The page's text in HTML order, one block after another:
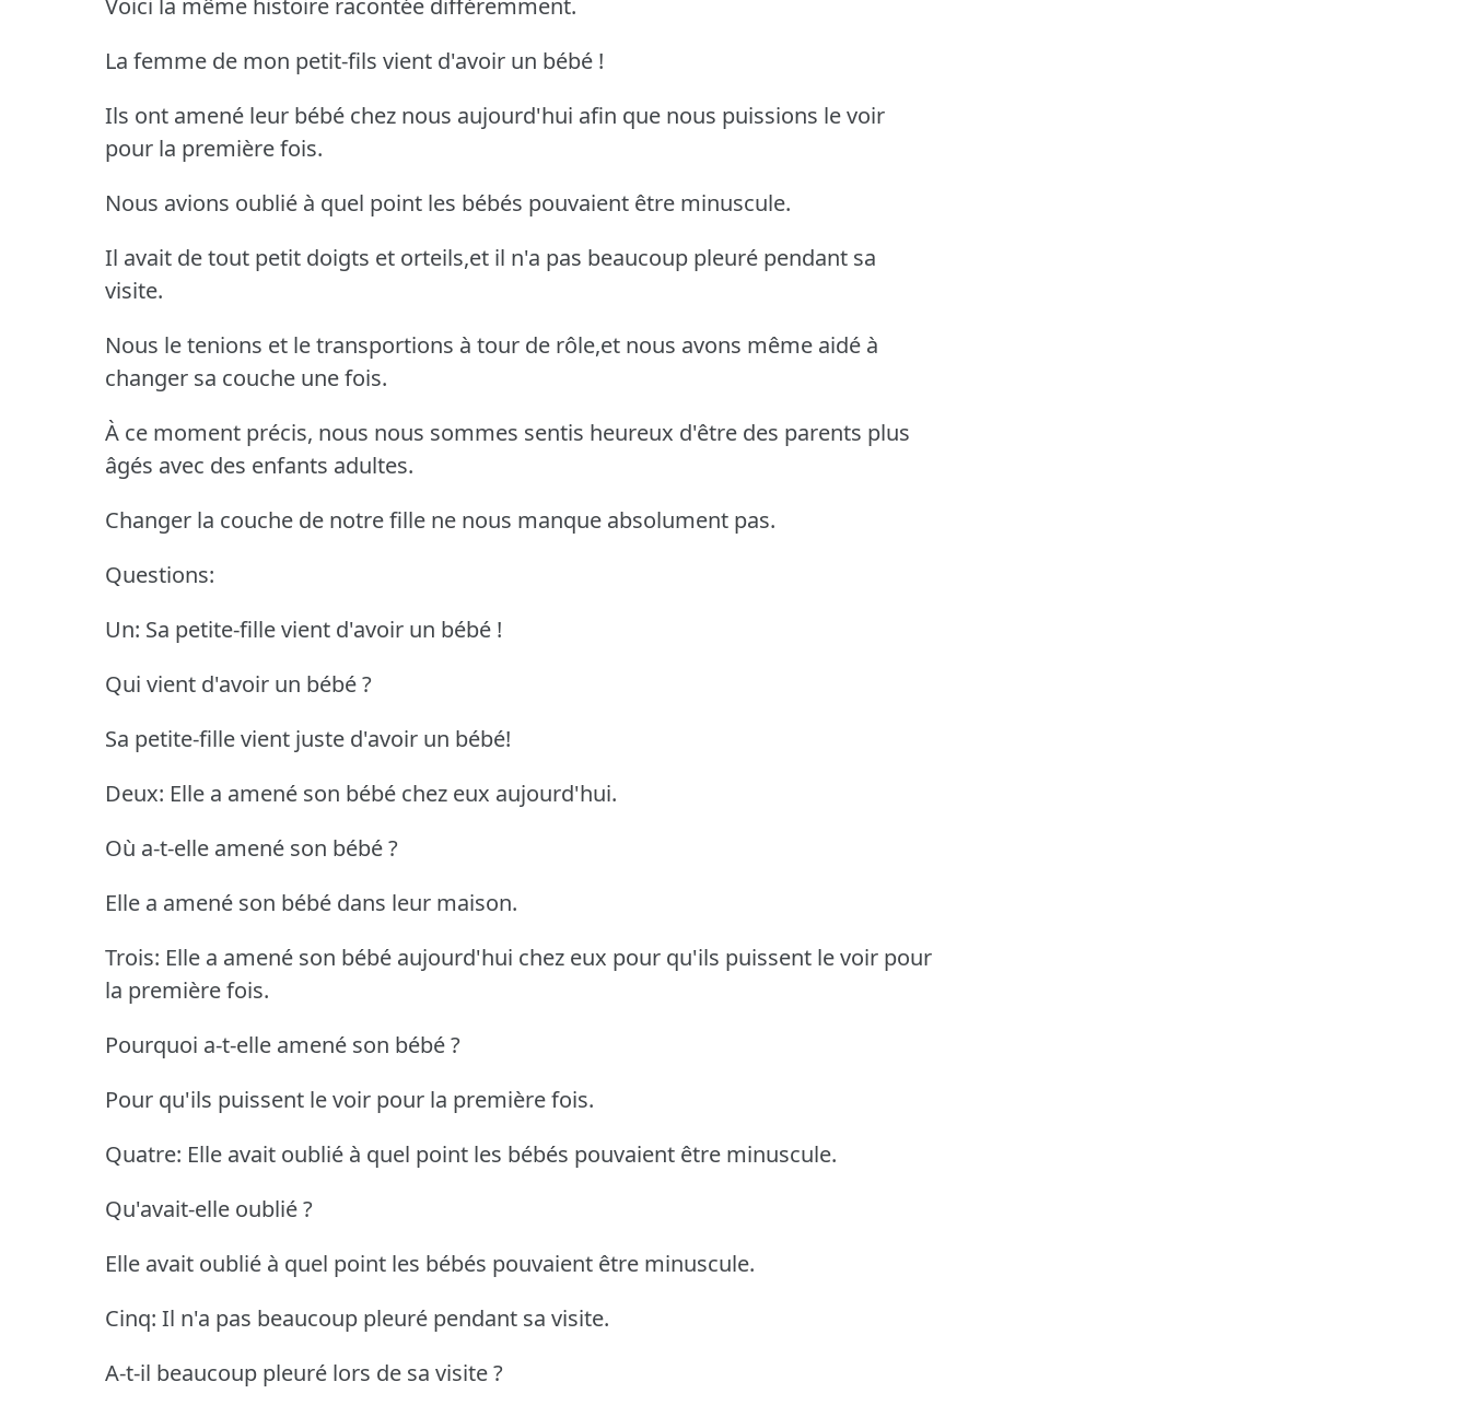
La femme de mon petit-fils vient d'avoir un bébé !
Ils ont amené leur bébé chez nous aujourd'hui afin que nous puissions le voir
pour la première fois.
Nous avions oublié à quel point les bébés pouvaient être minuscule.
Il avait de tout petit doigts et orteils,et il n'a pas beaucoup pleuré pendant sa
visite.
Nous le tenions et le transportions à tour de rôle,et nous avons même aidé à
changer sa couche une fois.
À ce moment précis, nous nous sommes sentis heureux d'être des parents plus
âgés avec des enfants adultes.
Changer la couche de notre fille ne nous manque absolument pas.
Questions:
Un: Sa petite-fille vient d'avoir un bébé !
Qui vient d'avoir un bébé ?
Sa petite-fille vient juste d'avoir un bébé!
Deux: Elle a amené son bébé chez eux aujourd'hui.
Où a-t-elle amené son bébé ?
Elle a amené son bébé dans leur maison.
Trois: Elle a amené son bébé aujourd'hui chez eux pour qu'ils puissent le voir pour
la première fois.
Pourquoi a-t-elle amené son bébé ?
Pour qu'ils puissent le voir pour la première fois.
Quatre: Elle avait oublié à quel point les bébés pouvaient être minuscule.
Qu'avait-elle oublié ?
Elle avait oublié à quel point les bébés pouvaient être minuscule.
Cinq: Il n'a pas beaucoup pleuré pendant sa visite.
A-t-il beaucoup pleuré lors de sa visite ?